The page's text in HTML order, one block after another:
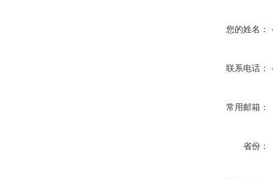
您的姓名：
联系电话：
常用邮箱：
省份：